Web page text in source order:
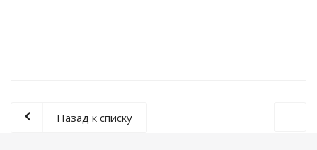
Назад к списку